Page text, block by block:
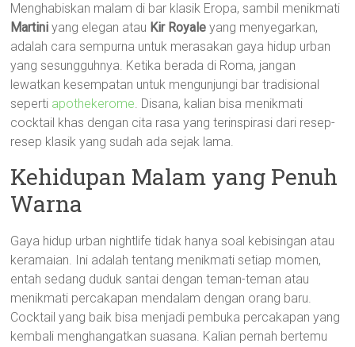
Menghabiskan malam di bar klasik Eropa, sambil menikmati
Martini yang elegan atau Kir Royale yang menyegarkan,
adalah cara sempurna untuk merasakan gaya hidup urban
yang sesungguhnya. Ketika berada di Roma, jangan
lewatkan kesempatan untuk mengunjungi bar tradisional
seperti apothekerome. Disana, kalian bisa menikmati
cocktail khas dengan cita rasa yang terinspirasi dari resep-
resep klasik yang sudah ada sejak lama.
Kehidupan Malam yang Penuh
Warna
Gaya hidup urban nightlife tidak hanya soal kebisingan atau
keramaian. Ini adalah tentang menikmati setiap momen,
entah sedang duduk santai dengan teman-teman atau
menikmati percakapan mendalam dengan orang baru.
Cocktail yang baik bisa menjadi pembuka percakapan yang
kembali menghangatkan suasana. Kalian pernah bertemu